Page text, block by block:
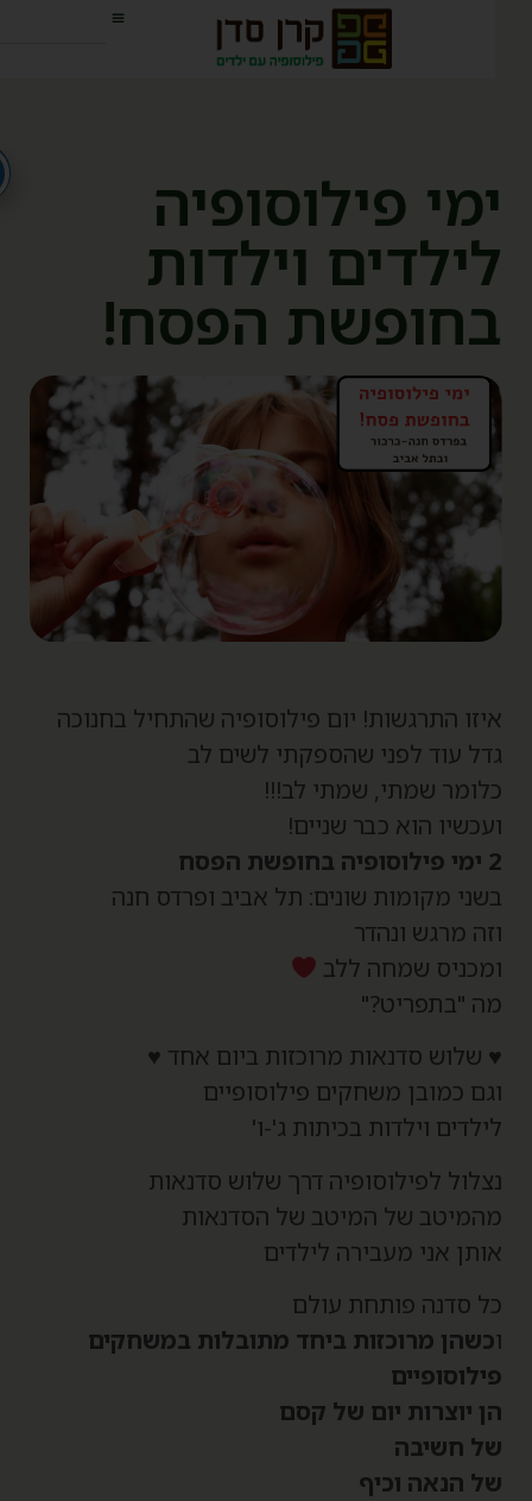
פילוסופיה
וילדות
הפסח!
התרגשות! יום פילוסופיה שהתחיל בחנוכה
עוד לפני שהספקתי לשים לב
שמתי, שמתי לב!!!
הוא כבר שניים!
מקומות שונים: תל אביב ופרדס חנה
מרגש ונהדר
שמחה ללב
"בתפריט?"
שלוש סדנאות מרוכזות ביום אחד ♥
כמובן משחקים פילוסופיים
וילדות בכיתות ג'-ו'
לפילוסופיה דרך שלוש סדנאות
של המיטב של הסדנאות
אני מעבירה לילדים
סדנה פותחת עולם
כשהן מרוכזות ביחד מתובלות במשחקים
יוצרות יום של קסם
חשיבה
הנאה וכיף